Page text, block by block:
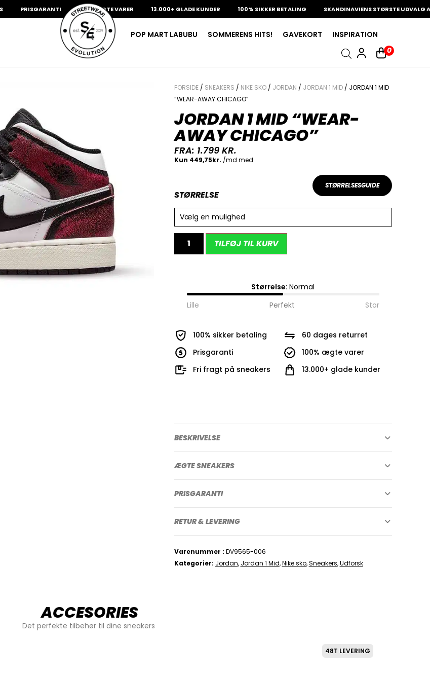
PRISGARANTI 100% ÆGTE VARER 13.000+ GLADE KUNDER 100% SIKKER BETALING SKANDINAVIENS STØRSTE UDVALG AF
POP MART LABUBU SOMMERENS HITS! GAVEKORT
INSPIRATION
0
FORSIDE/ SNEAKERS / NIKE SKO/ JORDAN / JORDAN 1 MID/ JORDAN 1 MID
“WEAR-AWAY CHICAGO”
JORDAN 1 MID “WEAR-
AWAY CHICAGO”
FRA: 1.799 KR.
STØRRELSESGUIDE
STØRRELSE
Vælg en mulighed
TILFØJ TIL KURV
Størrelse:Normal
Lille
Perfekt Stor
100% sikker betaling
Prisgaranti
Fri fragt på sneakers
60 dages returret
100% ægte varer
13.000+ glade kunder
BESKRIVELSE
ÆGTE SNEAKERS
PRISGARANTI
RETUR & LEVERING
Varenummer
DV9565-006
Kategorier Jordan, Jordan 1 Mid,Nike sko,Sneakers,Udforsk
ACCESORIES
Det perfekte tilbehør til dine sneakers
48T LEVERING